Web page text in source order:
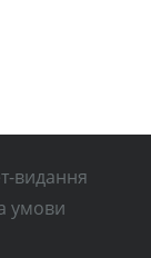
видання
умови